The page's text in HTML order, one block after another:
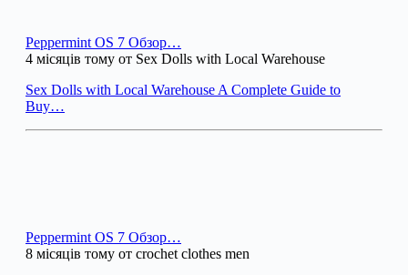
Peppermint OS 7 Обзор…
4 місяців тому от Sex Dolls with Local Warehouse
Sex Dolls with Local Warehouse A Complete Guide to
Buy…
Peppermint OS 7 Обзор…
8 місяців тому от crochet clothes men